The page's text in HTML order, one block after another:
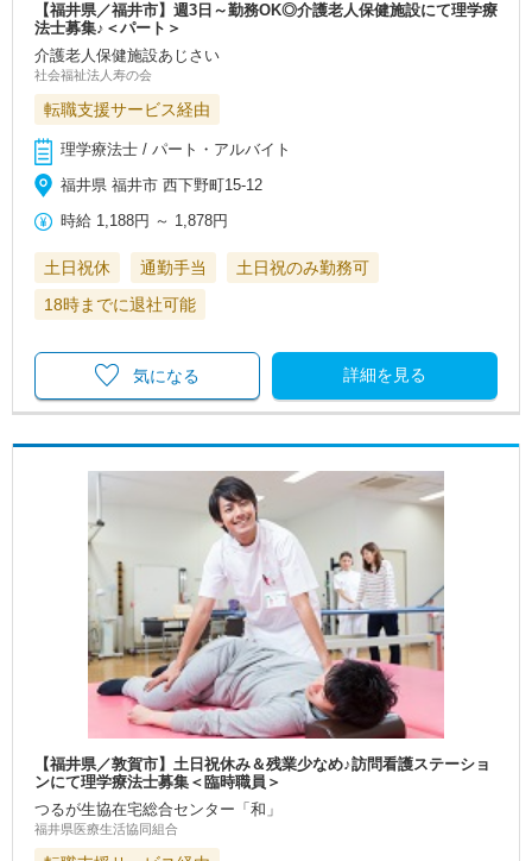
【福井県／福井市】週3日～勤務OK◎介護老人保健施設にて理学療
法士募集♪＜パート＞
介護老人保健施設あじさい
社会福祉法人寿の会
転職支援サービス経由
理学療法士 / パート・アルバイト
福井県 福井市 西下野町15-12
時給 1,188円 ～ 1,878円
土日祝休 通勤手当
土日祝のみ勤務可
18時までに退社可能
詳細を見る
気になる
【福井県／敦賀市】土日祝休み＆残業少なめ♪訪問看護ステーショ
ンにて理学療法士募集＜臨時職員＞
つるが生協在宅総合センター「和」
福井県医療生活協同組合